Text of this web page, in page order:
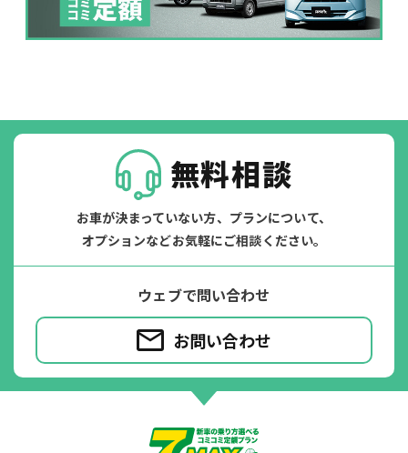
無料相談
お車が決まっていない方、プランについて、
オプションなどお気軽にご相談ください。
ウェブで問い合わせ
お問い合わせ